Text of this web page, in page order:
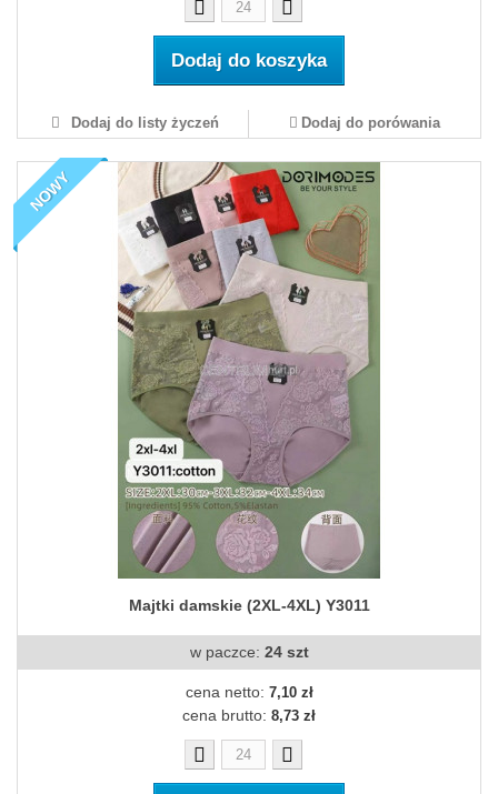
Dodaj do koszyka
Dodaj do listy życzeń Dodaj do porówania
NOWY
Majtki damskie (2XL-4XL) Y3011
w paczce: 24 szt
cena netto: 7,10 zł
cena brutto: 8,73 zł